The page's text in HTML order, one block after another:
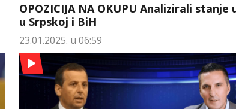
OPOZICIJA NA OKUPU Analizirali stanje
u Srpskoj i BiH
23.01.2025. u 06:59